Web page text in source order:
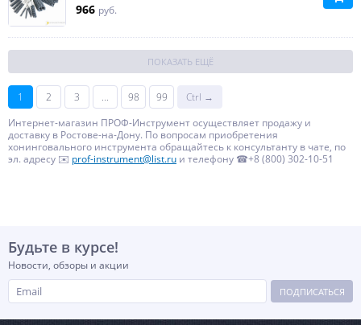
966 руб.
ПОКАЗАТЬ ЕЩЁ
1 2 3 ... 98 99
Ctrl →
Интернет-магазин ПРОФ-Инструмент осуществляет продажу и
доставку в Ростове-на-Дону. По вопросам приобретения
хонинговального инструмента обращайтесь к консультанту в чате, по
эл. адресу ✉️ prof-instrument@list.ru и телефону ☎+8 (800) 302-10-51
Будьте в курсе!
Новости, обзоры и акции
ПОДПИСАТЬСЯ